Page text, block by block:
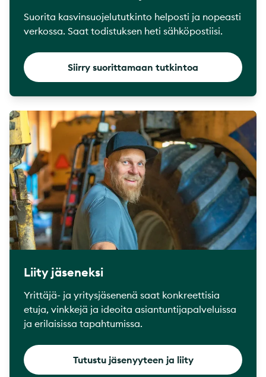
Suorita kasvinsuojelututkinto helposti ja nopeasti
verkossa. Saat todistuksen heti sähköpostiisi.
Siirry suorittamaan tutkintoa
Liity jäseneksi
Yrittäjä- ja yritysjäsenenä saat konkreettisia
etuja, vinkkejä ja ideoita asiantuntijapalveluissa
ja erilaisissa tapahtumissa.
Tutustu jäsenyyteen ja liity